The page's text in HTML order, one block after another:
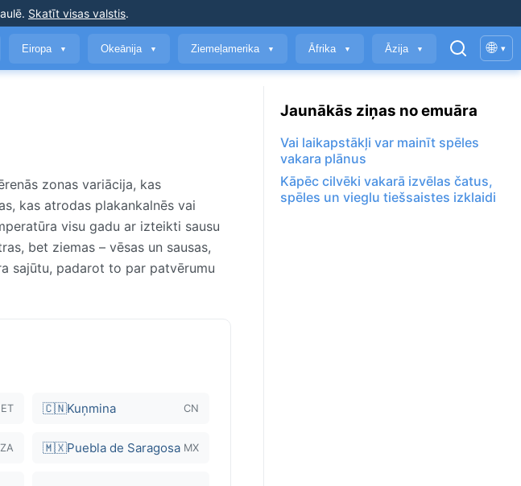
. Skatīt visas valstis.
Eiropa ▼ Okeānija ▼ Ziemeļamerika ▼ Āfrika ▼ Āzija ▼ 🌐 ▾
zonas variācija, kas
kas atrodas plakankalnēs vai
visu gadu ar izteikti sausu
bet ziemas – vēsas un sausas,
sajūtu, padarot to par patvērumu
ET 🇨🇳Kuņmina CN
ZA 🇲🇽Puebla de Saragosa MX
Jaunākās ziņas no emuāra
Vai laikapstākļi var mainīt spēles
vakara plānus
Kāpēc cilvēki vakarā izvēlas čatus,
spēles un vieglu tiešsaistes izklaidi